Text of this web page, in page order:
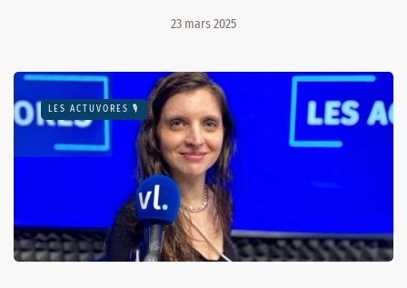
23 mars 2025
LES ACTUVORES 🎙